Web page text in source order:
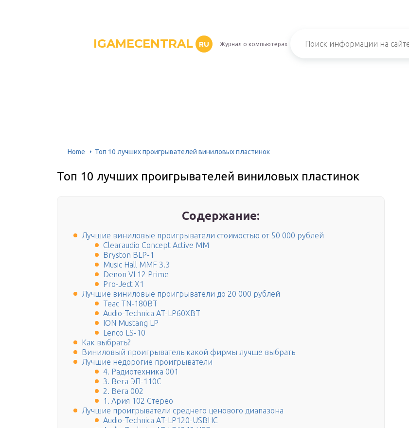
IGAMECENTRAL RU Журнал о компьютерах
Home Топ 10 лучших проигрывателей виниловых пластинок
Топ 10 лучших проигрывателей виниловых пластинок
Содержание:
Лучшие виниловые проигрыватели стоимостью от 50 000 рублей
Clearaudio Concept Active MM
Bryston BLP-1
Music Hall MMF 3.3
Denon VL12 Prime
Pro-Ject X1
Лучшие виниловые проигрыватели до 20 000 рублей
Teac TN-180BT
Audio-Technica AT-LP60XBT
ION Mustang LP
Lenco LS-10
Как выбрать?
Виниловый проигрыватель какой фирмы лучше выбрать
Лучшие недорогие проигрыватели
4. Радиотехника 001
3. Вега ЭП-110С
2. Вега 002
1. Ария 102 Стерео
Лучшие проигрыватели среднего ценового диапазона
Audio-Technica AT-LP120-USBHC